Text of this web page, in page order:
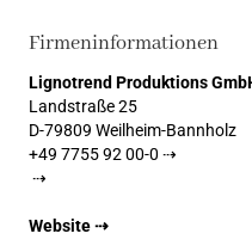
Firmeninformationen
Lignotrend Produktions
Landstraße 25
D-79809 Weilheim-Bannholz
+49 7755 92 00-0 ⇢
⇢
Website ⇢